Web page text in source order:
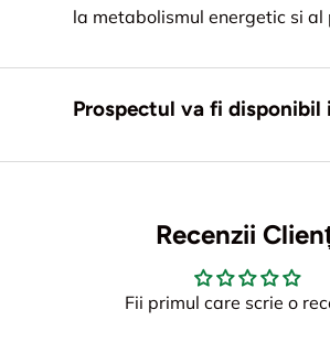
la metabolismul energetic si al
Prospectul va fi disponibil
Recenzii
Fii primul care scrie o